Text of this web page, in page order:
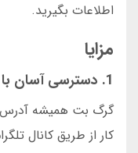
اطلاعات بگیرید.
مزایا
1. دسترسی آسان با آدرس بدون فیلتر
گرگ بت همیشه آدرس
کار از طریق کانال